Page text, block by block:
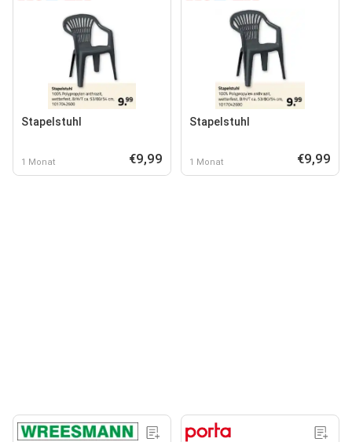
Stapelstuhl
1 Monat €9,99
Stapelstuhl
1 Monat €9,99